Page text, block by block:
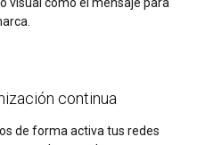
continua
de forma activa tus redes